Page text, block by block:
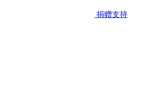
捐赠支持